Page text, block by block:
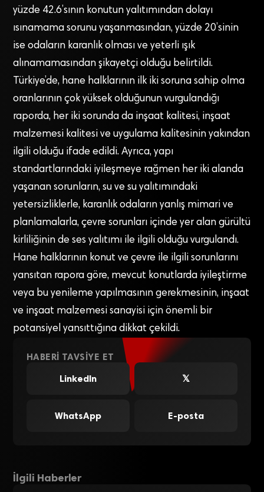
yüzde 42.6’sının konutun yalıtımından dolayı
ısınamama sorunu yaşanmasından, yüzde 20’sinin
ise odaların karanlık olması ve yeterli ışık
alınamamasından şikayetçi olduğu belirtildi.
Türkiye’de, hane halklarının ilk iki soruna sahip olma
oranlarının çok yüksek olduğunun vurgulandığı
raporda, her iki sorunda da inşaat kalitesi, inşaat
malzemesi kalitesi ve uygulama kalitesinin yakından
ilgili olduğu ifade edildi. Ayrıca, yapı
standartlarındaki iyileşmeye rağmen her iki alanda
yaşanan sorunların, su ve su yalıtımındaki
yetersizliklerle, karanlık odaların yanlış mimari ve
planlamalarla, çevre sorunları içinde yer alan gürültü
kirliliğinin de ses yalıtımı ile ilgili olduğu vurgulandı.
Hane halklarının konut ve çevre ile ilgili sorunlarını
yansıtan rapora göre, mevcut konutlarda iyileştirme
veya bu yenileme yapılmasının gerekmesinin, inşaat
ve inşaat malzemesi sanayisi için önemli bir
potansiyel yansıttığına dikkat çekildi.
HABERI TAVSIYE ET
LinkedIn
𝕏
WhatsApp E-posta
İlgili Haberler